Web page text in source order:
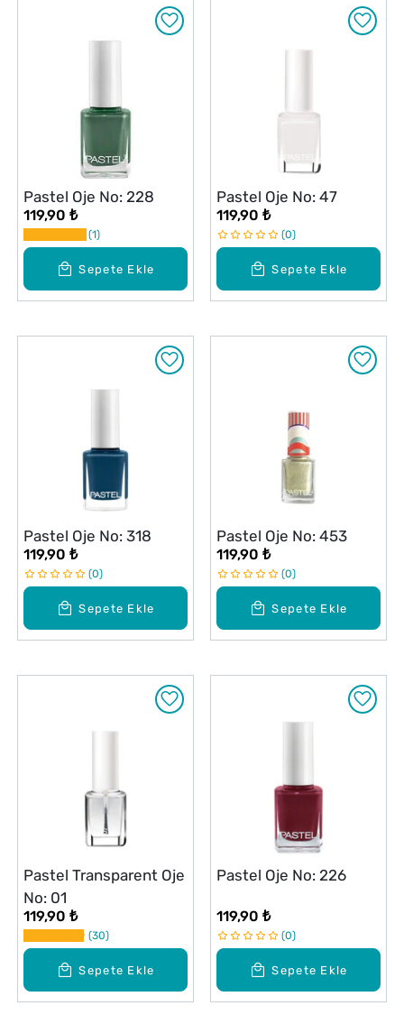
Sepete Ekle
Pastel Oje No: 228
119,90 ₺
1
Sepete Ekle
Pastel Oje No: 47
119,90 ₺
0
Sepete Ekle
Pastel Oje No: 318
119,90 ₺
0
Sepete Ekle
Pastel Oje No: 453
119,90 ₺
0
Sepete Ekle
Pastel Transparent Oje
No: 01
119,90 ₺
30
Sepete Ekle
Pastel Oje No: 226
119,90 ₺
0